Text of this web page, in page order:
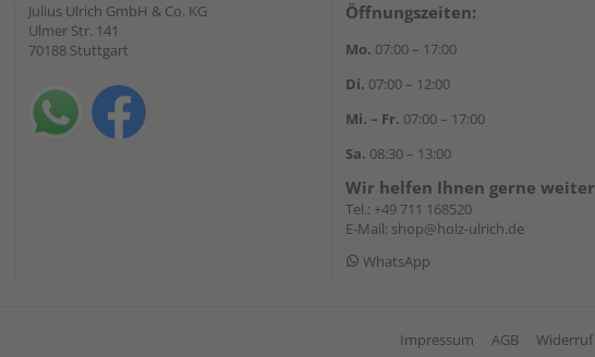
Julius Ulrich GmbH & Co. KG
Ulmer Str. 141
70188 Stuttgart
Öffnungszeiten:
Mo. 07:00 – 17:00
Di. 07:00 – 12:00
Mi. – Fr. 07:00 – 17:00
Sa. 08:30 – 13:00
Wir helfen Ihnen gerne weiter
Tel.: +49 711 168520
E-Mail: shop@holz-ulrich.de
WhatsApp
Impressum AGB Widerruf